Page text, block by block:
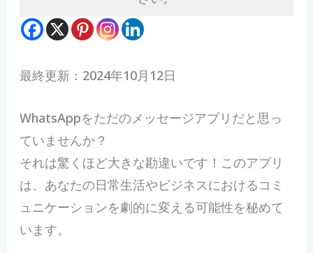
最終更新：2024年10月12日
WhatsAppをただのメッセージアプリだと思っ
ていませんか？
それは驚くほど大きな勘違いです！このアプリ
は、あなたの日常生活やビジネスにおけるコミ
ュニケーションを劇的に変える可能性を秘めて
います。